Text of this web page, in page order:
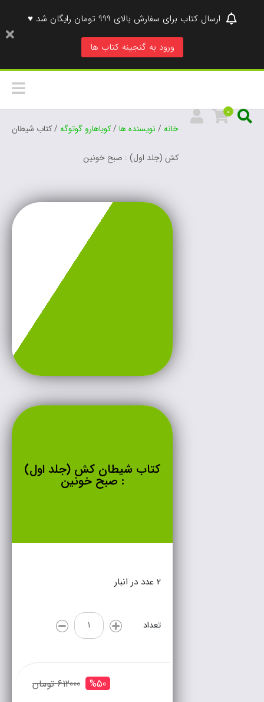
ارسال کتاب برای سفارش بالای 999 تومان رایگان شد ♥
ورود به گنجینه کتاب ها
0
خانه/ نویسنده ها/کویاهارو گوتوگه/ کتاب شیطان
کش (جلد اول) : صبح خونین
کتاب شیطان کش (جلد اول)
: صبح خونین
2 عدد در انبار
تعداد
%50 612000 تومان